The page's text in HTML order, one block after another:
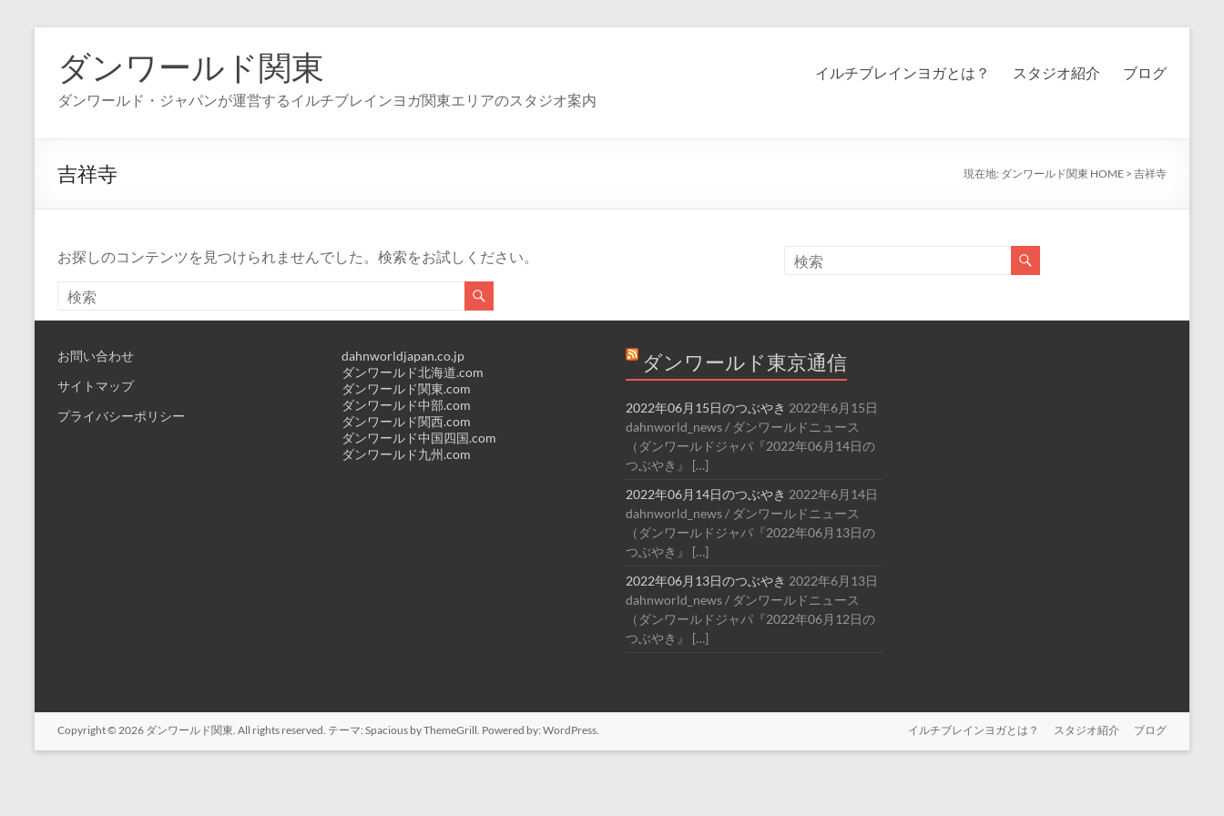
ダンワールド関東
ダンワールド・ジャパンが運営するイルチブレインヨガ関東エリアのスタジオ案内
イルチブレインヨガとは？ スタジオ紹介 ブログ
吉祥寺 現在地: ダンワールド関東 HOME > 吉祥寺
お探しのコンテンツを見つけられませんでした。検索をお試しください。
お問い合わせ
サイトマップ
プライバシーポリシー
dahnworldjapan.co.jp
ダンワールド北海道.com
ダンワールド関東.com
ダンワールド中部.com
ダンワールド関西.com
ダンワールド中国四国.com
ダンワールド九州.com
ダンワールド東京通信
2022年06月15日のつぶやき 2022年6月15日
dahnworld_news / ダンワールドニュース
（ダンワールドジャパ『2022年06月14日の
つぶやき』 […]
2022年06月14日のつぶやき 2022年6月14日
dahnworld_news / ダンワールドニュース
（ダンワールドジャパ『2022年06月13日の
つぶやき』 […]
2022年06月13日のつぶやき 2022年6月13日
dahnworld_news / ダンワールドニュース
（ダンワールドジャパ『2022年06月12日の
つぶやき』 […]
Copyright © 2026 ダンワールド関東. All rights reserved. テーマ: Spacious by ThemeGrill. Powered by: WordPress. イルチブレインヨガとは？ スタジオ紹介 ブログ